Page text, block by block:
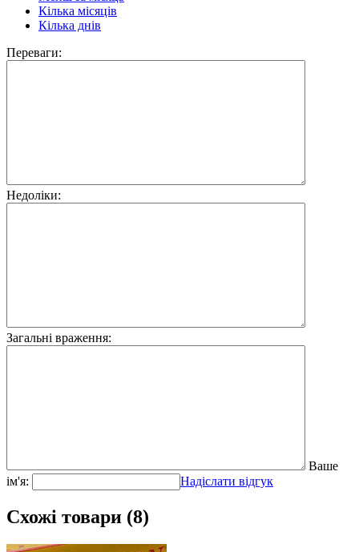
Кілька місяців
Кілька днів
Переваги:
Недоліки:
Загальні враження:
Ваше
ім'я:
Надіслати відгук
Схожі товари (8)